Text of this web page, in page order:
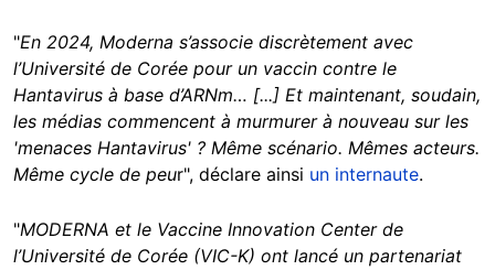
"En 2024, Moderna s’associe discrètement avec
l’Université de Corée pour un vaccin contre le
Hantavirus à base d’ARNm… [...] Et maintenant, soudain,
les médias commencent à murmurer à nouveau sur les
'menaces Hantavirus' ? Même scénario. Mêmes acteurs.
Même cycle de peur", déclare ainsi un internaute.
"MODERNA et le Vaccine Innovation Center de
l’Université de Corée (VIC-K) ont lancé un partenariat